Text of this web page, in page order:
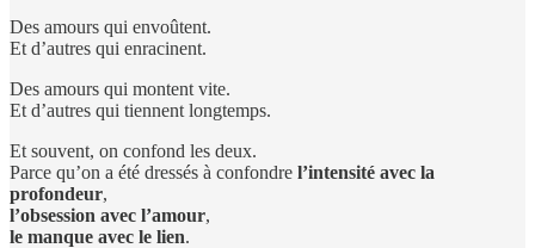
Des amours qui envoûtent.
Et d’autres qui enracinent.
Des amours qui montent vite.
Et d’autres qui tiennent longtemps.
Et souvent, on confond les deux.
Parce qu’on a été dressés à confondre l’intensité avec la
profondeur,
l’obsession avec l’amour,
le manque avec le lien.